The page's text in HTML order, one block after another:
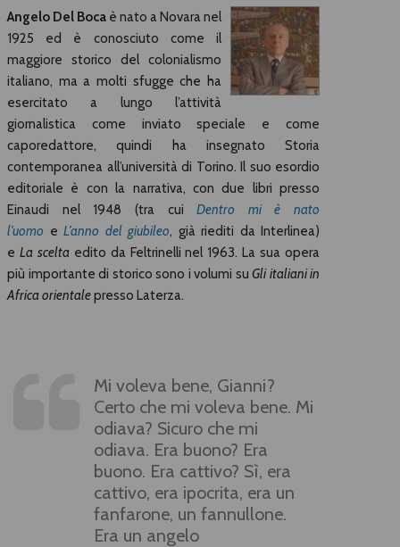
Angelo Del Boca è nato a Novara nel
1925 ed è conosciuto come il
maggiore storico del colonialismo
italiano, ma a molti sfugge che ha
esercitato a lungo l’attività
giornalistica come inviato speciale e come
caporedattore, quindi ha insegnato Storia
contemporanea all’università di Torino. Il suo esordio
editoriale è con la narrativa, con due libri presso
Einaudi nel 1948 (tra cuiDentro mi è nato
l’uomo e L’anno del giubileo, già riediti da Interlinea)
e La scelta edito da Feltrinelli nel 1963. La sua opera
più importante di storico sono i volumi su Gli italiani in
Africa orientalepresso Laterza.
Mi voleva bene, Gianni?
Certo che mi voleva bene. Mi
odiava? Sicuro che mi
odiava. Era buono? Era
buono. Era cattivo? Sì, era
cattivo, era ipocrita, era un
fanfarone, un fannullone.
Era un angelo